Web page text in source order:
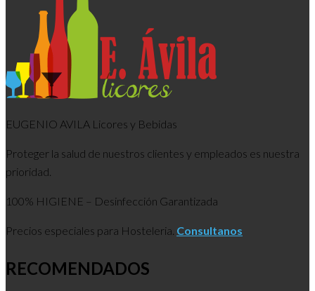
EUGENIO AVILA Licores y Bebidas
Proteger la salud de nuestros clientes y empleados es nuestra
prioridad.
100% HIGIENE – Desinfección Garantizada
Precios especiales para Hosteleria. Consultanos
RECOMENDADOS